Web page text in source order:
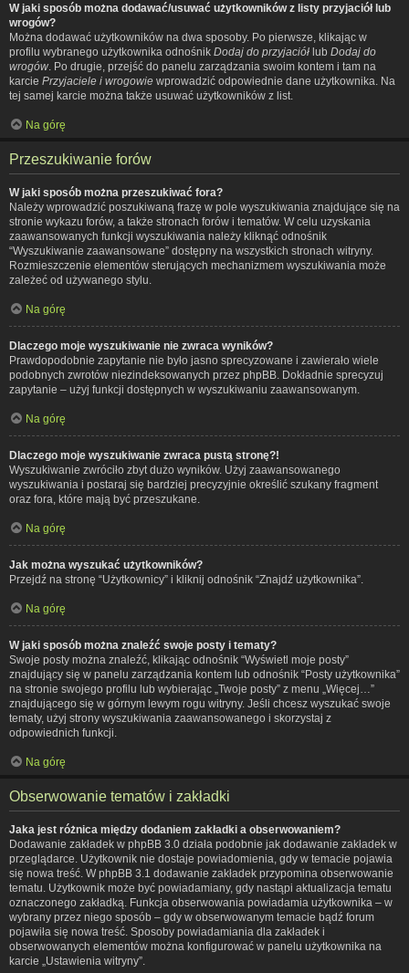
W jaki sposób można dodawać/usuwać użytkowników z listy przyjaciół lub
wrogów?
Można dodawać użytkowników na dwa sposoby. Po pierwsze, klikając w
profilu wybranego użytkownika odnośnik Dodaj do przyjaciół lub Dodaj do
wrogów . Po drugie, przejść do panelu zarządzania swoim kontem i tam na
karcie Przyjaciele i wrogowie wprowadzić odpowiednie dane użytkownika. Na
tej samej karcie można także usuwać użytkowników z list.
Na górę
Przeszukiwanie forów
W jaki sposób można przeszukiwać fora?
Należy wprowadzić poszukiwaną frazę w pole wyszukiwania znajdujące się na
stronie wykazu forów, a także stronach forów i tematów. W celu uzyskania
zaawansowanych funkcji wyszukiwania należy kliknąć odnośnik
“Wyszukiwanie zaawansowane” dostępny na wszystkich stronach witryny.
Rozmieszczenie elementów sterujących mechanizmem wyszukiwania może
zależeć od używanego stylu.
Na górę
Dlaczego moje wyszukiwanie nie zwraca wyników?
Prawdopodobnie zapytanie nie było jasno sprecyzowane i zawierało wiele
podobnych zwrotów niezindeksowanych przez phpBB. Dokładnie sprecyzuj
zapytanie – użyj funkcji dostępnych w wyszukiwaniu zaawansowanym.
Na górę
Dlaczego moje wyszukiwanie zwraca pustą stronę?!
Wyszukiwanie zwróciło zbyt dużo wyników. Użyj zaawansowanego
wyszukiwania i postaraj się bardziej precyzyjnie określić szukany fragment
oraz fora, które mają być przeszukane.
Na górę
Jak można wyszukać użytkowników?
Przejdź na stronę “Użytkownicy” i kliknij odnośnik “Znajdź użytkownika”.
Na górę
W jaki sposób można znaleźć swoje posty i tematy?
Swoje posty można znaleźć, klikając odnośnik “Wyświetl moje posty”
znajdujący się w panelu zarządzania kontem lub odnośnik “Posty użytkownika”
na stronie swojego profilu lub wybierając „Twoje posty” z menu „Więcej…”
znajdującego się w górnym lewym rogu witryny. Jeśli chcesz wyszukać swoje
tematy, użyj strony wyszukiwania zaawansowanego i skorzystaj z
odpowiednich funkcji.
Na górę
Obserwowanie tematów i zakładki
Jaka jest różnica między dodaniem zakładki a obserwowaniem?
Dodawanie zakładek w phpBB 3.0 działa podobnie jak dodawanie zakładek w
przeglądarce. Użytkownik nie dostaje powiadomienia, gdy w temacie pojawia
się nowa treść. W phpBB 3.1 dodawanie zakładek przypomina obserwowanie
tematu. Użytkownik może być powiadamiany, gdy nastąpi aktualizacja tematu
oznaczonego zakładką. Funkcja obserwowania powiadamia użytkownika – w
wybrany przez niego sposób – gdy w obserwowanym temacie bądź forum
pojawiła się nowa treść. Sposoby powiadamiania dla zakładek i
obserwowanych elementów można konfigurować w panelu użytkownika na
karcie „Ustawienia witryny”.